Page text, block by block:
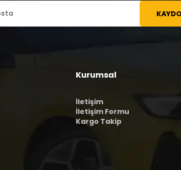
Kurumsal
İletişim
İletişim Formu
Kargo Takip